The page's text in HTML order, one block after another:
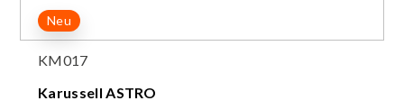
Neu
KM017
Karussell ASTRO